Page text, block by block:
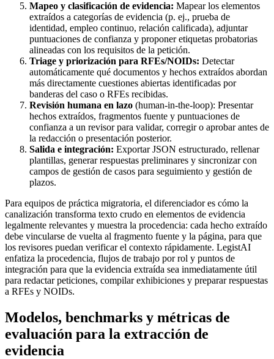
Mapeo y clasificación de evidencia: Mapear los elementos
extraídos a categorías de evidencia (p. ej., prueba de
identidad, empleo continuo, relación calificada), adjuntar
puntuaciones de confianza y proponer etiquetas probatorias
alineadas con los requisitos de la petición.
Triage y priorización para RFEs/NOIDs: Detectar
automáticamente qué documentos y hechos extraídos abordan
más directamente cuestiones abiertas identificadas por
banderas del caso o RFEs recibidas.
Revisión humana en lazo (human-in-the-loop): Presentar
hechos extraídos, fragmentos fuente y puntuaciones de
confianza a un revisor para validar, corregir o aprobar antes de
la redacción o presentación posterior.
Salida e integración: Exportar JSON estructurado, rellenar
plantillas, generar respuestas preliminares y sincronizar con
campos de gestión de casos para seguimiento y gestión de
plazos.
Para equipos de práctica migratoria, el diferenciador es cómo la
canalización transforma texto crudo en elementos de evidencia
legalmente relevantes y muestra la procedencia: cada hecho extraído
debe vincularse de vuelta al fragmento fuente y la página, para que
los revisores puedan verificar el contexto rápidamente. LegistAI
enfatiza la procedencia, flujos de trabajo por rol y puntos de
integración para que la evidencia extraída sea inmediatamente útil
para redactar peticiones, compilar exhibiciones y preparar respuestas
a RFEs y NOIDs.
Modelos, benchmarks y métricas de
evaluación para la extracción de
evidencia